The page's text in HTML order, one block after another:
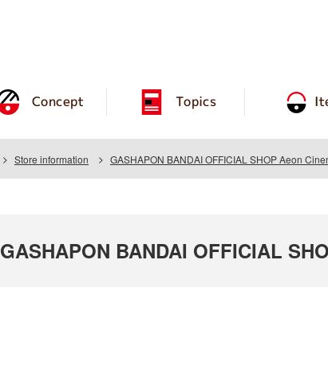
Concept Topics
Store information GASHAPON BANDAI OFFICIAL SHOP Aeon
GASHAPON BANDAI OFFICIAL